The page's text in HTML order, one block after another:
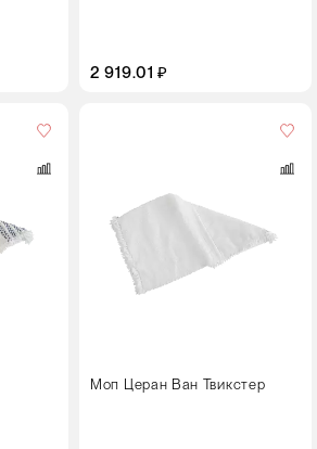
2 919.01 ₽
Моп Церан Ван Твикстер